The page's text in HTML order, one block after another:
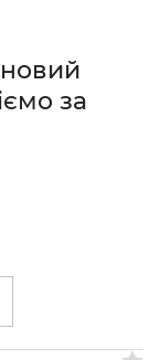
за